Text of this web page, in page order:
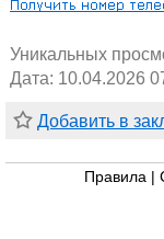
Уникальных
Дата: 10.04.2026
Добавить в
Правила